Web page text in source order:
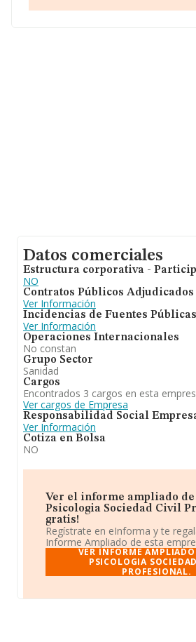
Datos comerciales
Estructura corporativa -
NO
Contratos Públicos Adjudicados
Ver Información
Incidencias de Fuentes Públicas
Ver Información
Operaciones Internacionales
No constan
Grupo Sector
Sanidad
Cargos
Encontrados 3 cargos en esta
Ver cargos de Empresa
Responsabilidad Social
Ver Información
Cotiza en Bolsa
NO
Ver el informe ampliado
Psicologia Sociedad Civil
gratis!
Regístrate en eInforma y te
Informe Ampliado de esta
VER INFORME
PSICOLOGIA
PROFESIONAL.